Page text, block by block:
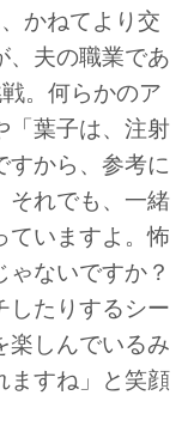
かねてより交
、夫の職業であ
。何らかのア
「葉子は、注射
すから、参考に
れでも、一緒
ていますよ。怖
ないですか？
たりするシー
楽しんでいるみ
ますね」と笑顔